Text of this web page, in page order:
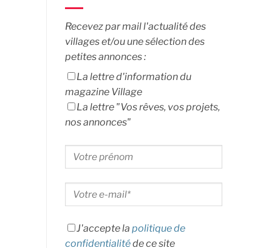
Recevez par mail l'actualité des
villages et/ou une sélection des
petites annonces :
La lettre d'information du
magazine Village
La lettre "Vos rêves, vos projets,
nos annonces"
J'accepte la politique de
confidentialitéde ce site